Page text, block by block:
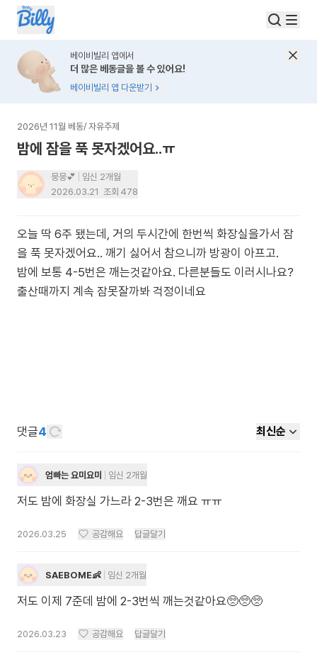
베이비빌리 앱에서
더 많은 베동글을 볼 수 있어요!
베이비빌리 앱 다운받기
2026년 11월 베동/ 자유주제
밤에 잠을 푹 못자겠어요..ㅠ
뭉뭉💕
임신 2개월
2026.03.21 조회 478
오늘 딱 6주 됐는데, 거의 두시간에 한번씩 화장실을가서 잠
을 푹 못자겠어요.. 깨기 싫어서 참으니까 방광이 아프고.
밤에 보통 4-5번은 깨는것같아요. 다른분들도 이러시나요?
출산때까지 계속 잠못잘까봐 걱정이네요
댓글4 최신순
엄빠는 요미요미 임신 2개월
저도 밤에 화장실 가느라 2-3번은 깨요 ㅠㅠ
2026.03.25 공감해요 답글달기
SAEBOME👶 임신 2개월
저도 이제 7준데 밤에 2-3번씩 깨는것같아요🥺🥺🥺
2026.03.23 공감해요 답글달기